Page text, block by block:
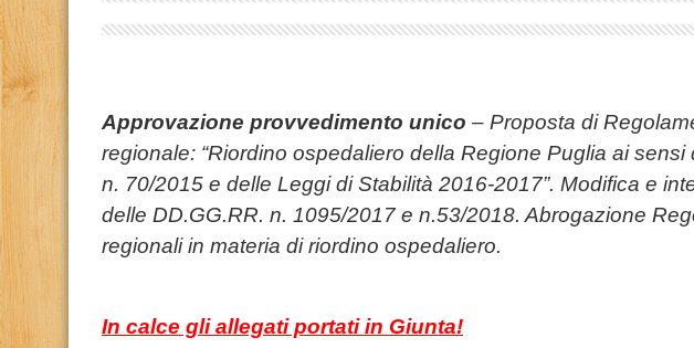
Approvazione provvedimento unico – Proposta di
regionale: “Riordino ospedaliero della Regione Puglia ai sensi
n. 70/2015 e delle Leggi di Stabilità 2016-2017”. Modifica e
delle DD.GG.RR. n. 1095/2017 e n.53/2018. Abrogazione
regionali in materia di riordino ospedaliero.
In calce gli allegati portati in Giunta!